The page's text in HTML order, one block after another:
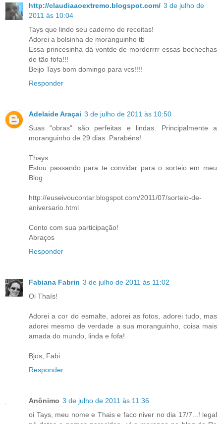
http://claudiaaoextremo.blogspot.com/ 3 de julho de
2011 às 10:04
Tays que lindo seu caderno de receitas!
Adorei a bolsinha de moranguinho tb
Essa princesinha dá vontde de morderrrr essas bochechas
de tão fofa!!!
Beijo Tays bom domingo para vcs!!!!
Responder
Adelaide Araçai 3 de julho de 2011 às 10:50
Suas "obras" são perfeitas e lindas. Principalmente a
moranguinho de 29 dias. Parabéns!
Thays
Estou passando para te convidar para o sorteio em meu
Blog
http://euseivoucontar.blogspot.com/2011/07/sorteio-de-
aniversario.html
Conto com sua participação!
Abraços
Responder
Fabiana Fabrin 3 de julho de 2011 às 11:02
Oi Thaís!
Adorei a cor do esmalte, adorei as fotos, adorei tudo, mas
adorei mesmo de verdade a sua moranguinho, coisa mais
amada do mundo, linda e fofa!
Bjos, Fabi
Responder
Anônimo 3 de julho de 2011 às 11:36
oi Tays, meu nome e Thais e faco niver no dia 17/7...! legal